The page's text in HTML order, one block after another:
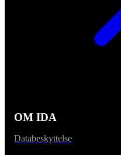
OM IDA
Databeskyttelse